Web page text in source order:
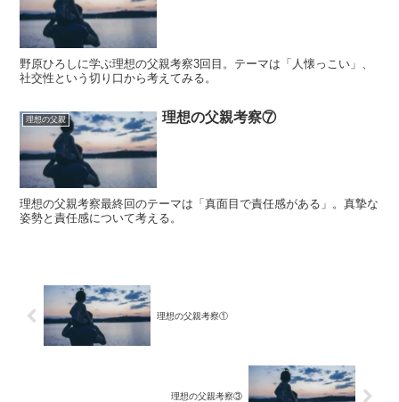
野原ひろしに学ぶ理想の父親考察3回目。テーマは「人懐っこい」、
社交性という切り口から考えてみる。
理想の父親 理想の父親考察⑦
理想の父親考察最終回のテーマは「真面目で責任感がある」。真摯な
姿勢と責任感について考える。
理想の父親考察①
理想の父親考察③